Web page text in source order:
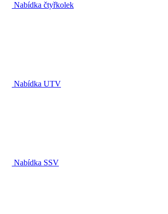
Nabídka čtyřkolek
Nabídka UTV
Nabídka SSV